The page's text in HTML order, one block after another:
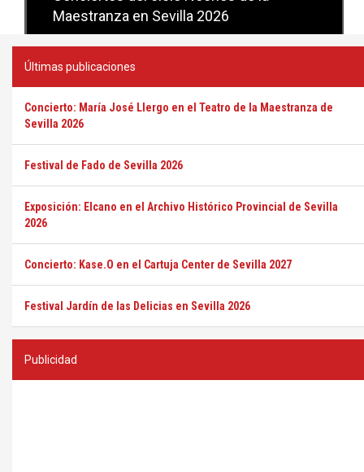
Maestranza en Sevilla 2026
Sevilla
Últimas publicaciones
Concierto: María José Llergo en el Teatro de la Maestranza de
Sevilla 2026
Festival de Fado de Sevilla 2026
Exposición: Elcano en el Archivo Histórico Provincial de Sevilla
2026
Concierto: Kase.O en el Cartuja Center de Sevilla 2027
Festival Jardín de las Delicias en Sevilla 2026
Publicidad